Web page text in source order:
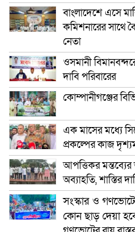
বাংলাদেশে এসে
কমিশনারের সাথে
নেতা
ওসমানী
দাবি পরিবারের
কোম্পানীগঞ্জের
এক মাসের মধ্যে
প্রকল্পের কাজ
আপত্তিকর মন্তব্যের
অব্যাহতি, শাস্তির
সংস্কার ও
কোন ছাড় দেয়া